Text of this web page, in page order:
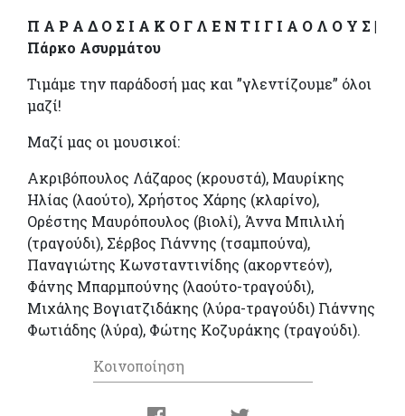
Π Α Ρ Α Δ Ο Σ Ι Α Κ Ο Γ Λ Ε Ν Τ Ι Γ Ι Α Ο Λ Ο Υ Σ |
Πάρκο Ασυρμάτου
Τιμάμε την παράδοσή μας και ”γλεντίζουμε” όλοι
μαζί!
Μαζί μας οι μουσικοί:
Ακριβόπουλος Λάζαρος (κρουστά), Μαυρίκης
Ηλίας (λαούτο), Χρήστος Χάρης (κλαρίνο),
Ορέστης Μαυρόπουλος (βιολί), Άννα Μπιλιλή
(τραγούδι), Σέρβος Γιάννης (τσαμπούνα),
Παναγιώτης Κωνσταντινίδης (ακορντεόν),
Φάνης Μπαρμπούνης (λαούτο-τραγούδι),
Μιχάλης Βογιατζιδάκης (λύρα-τραγούδι) Γιάννης
Φωτιάδης (λύρα), Φώτης Κοζυράκης (τραγούδι).
Κοινοποίηση